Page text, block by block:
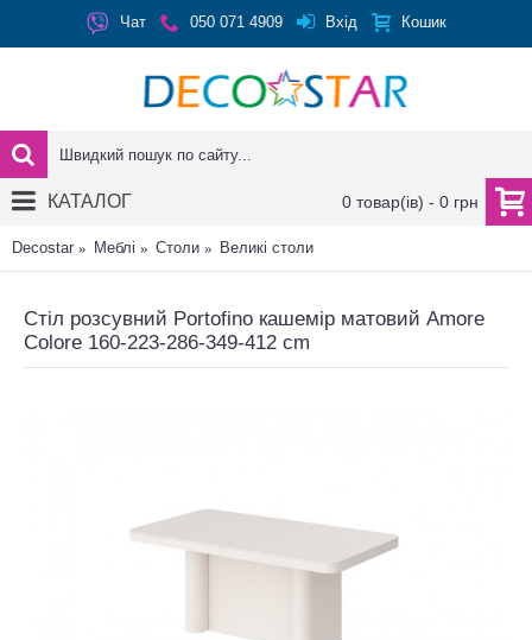
Чат 050 071 4909 Вхід Кошик
0 товар(ів) - 0 грн
КАТАЛОГ
Decostar Меблі Столи Великі столи
Стіл розсувний Portofino кашемір матовий Amore
Colore 160-223-286-349-412 cm